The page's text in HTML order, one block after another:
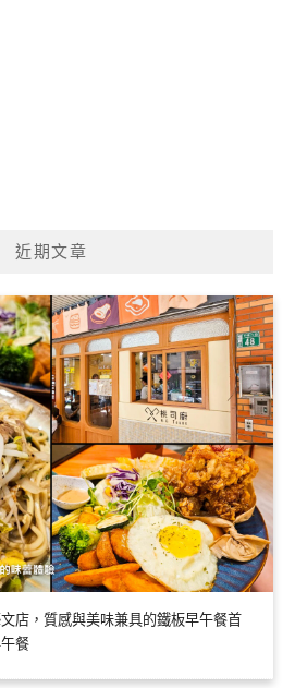
近期文章
店，質感與美味兼具的鐵板早午餐首
餐